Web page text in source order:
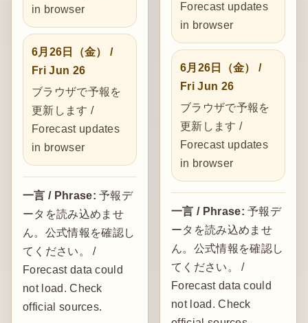
in browser
6月26日（金） /
Fri Jun 26
ブラウザで予報を
更新します /
Forecast updates
in browser
一言 / Phrase: 予報デ
ータを読み込めませ
ん。公式情報を確認し
てください。 /
Forecast data could
not load. Check
official sources.
Forecast updates
in browser
6月26日（金） /
Fri Jun 26
ブラウザで予報を
更新します /
Forecast updates
in browser
一言 / Phrase: 予報デ
ータを読み込めませ
ん。公式情報を確認し
てください。 /
Forecast data could
not load. Check